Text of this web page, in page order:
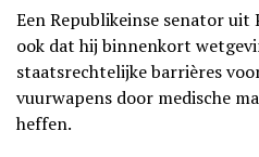
Een Republikeinse senator uit
ook dat hij binnenkort
staatsrechtelijke barrières
vuurwapens door medische
heffen.